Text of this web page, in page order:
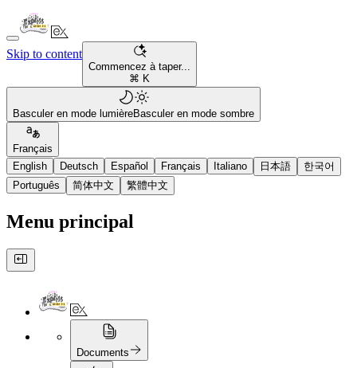
Skip to content
Commencez à taper...
⌘ K
Basculer en mode lumièreBasculer en mode sombre
Français
English
Deutsch Español Français Italiano 日本語
한국어
Português
简体中文 繁體中文
Menu principal
Documents